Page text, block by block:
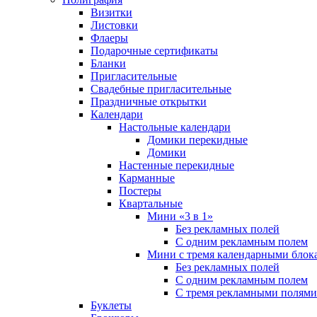
Визитки
Листовки
Флаеры
Подарочные сертификаты
Бланки
Пригласительные
Свадебные пригласительные
Праздничные открытки
Календари
Настольные календари
Домики перекидные
Домики
Настенные перекидные
Карманные
Постеры
Квартальные
Мини «3 в 1»
Без рекламных полей
С одним рекламным полем
Мини с тремя календарными
Без рекламных полей
С одним рекламным полем
С тремя рекламными полями
Буклеты